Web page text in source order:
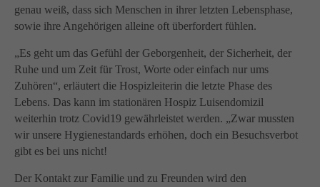
genau weiß, dass sich Menschen in ihrer letzten Lebensphase,
sowie ihre Angehörigen alleine oft überfordert fühlen.
„Es geht um das Gefühl der Geborgenheit, der Sicherheit, der
Ruhe und um Zeit für Trost, Worte oder einfach nur ums
Zuhören“, erläutert die Hospizleiterin die letzte Phase des
Lebens. Das kann im stationären Hospiz Luisendomizil
weiterhin trotz Covid19 gewährleistet werden. „Zwar mussten
wir unsere Hygienestandards erhöhen, doch ein Besuchsverbot
gibt es bei uns nicht!
Der Kontakt zur Familie und zu Freunden wird den